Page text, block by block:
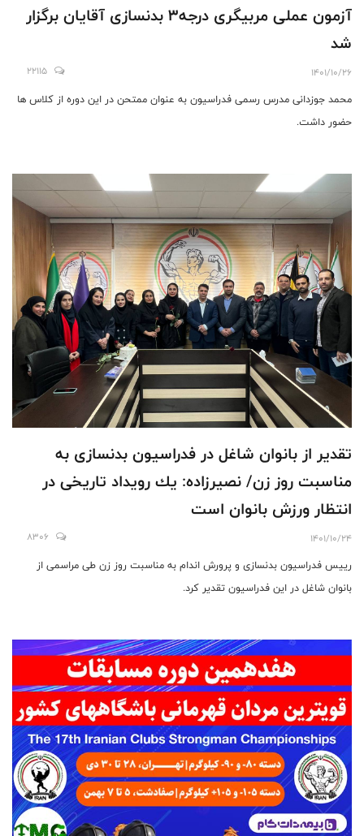
آزمون عملی مربیگری درجه۳ بدنسازی آقایان برگزار
شد
1401/10/26
22115
محمد جوزدانی مدرس رسمی فدراسیون به عنوان ممتحن در این دوره از کلاس ها
حضور داشت.
تقدیر از بانوان شاغل در فدراسیون بدنسازی به
مناسبت روز زن/ نصيرزاده: يك رويداد تاريخى در
انتظار ورزش بانوان است
1401/10/24
8306
رييس فدراسیون بدنسازی و پرورش اندام به مناسبت روز زن طی مراسمی از
بانوان شاغل در این فدراسیون تقدیر کرد.